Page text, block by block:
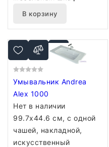
В корзину
Умывальник Andrea
Alex 1000
Нет в наличии
99.7x44.6 см, с одной
чашей, накладной,
искусственный